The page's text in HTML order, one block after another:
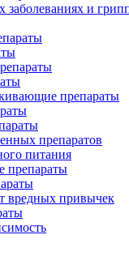
и
препараты
препаратов
питания
препараты
вредных привычек